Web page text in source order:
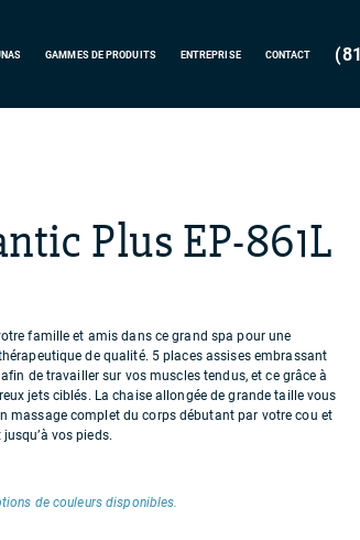
CONTACT
ENTREPRISE
GAMMES DE PRODUITS
Plus EP-861L
famille et amis dans ce grand spa pour une
de qualité. 5 places assises embrassant
de travailler sur vos muscles tendus, et ce grâce à
jets ciblés. La chaise allongée de grande taille vous
massage complet du corps débutant par votre cou et
vos pieds.
de couleurs disponibles.